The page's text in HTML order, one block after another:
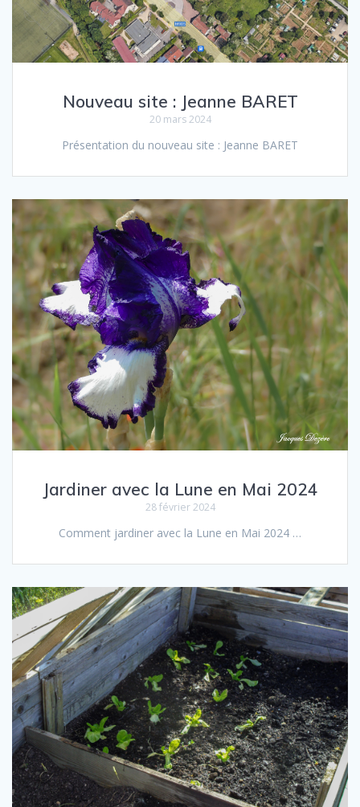
Nouveau site : Jeanne BARET
20 mars 2024
Présentation du nou­veau site : Jeanne BARET
Jardiner avec la Lune en Mai 2024
28 février 2024
Comment jar­diner avec la Lune en Mai 2024 …